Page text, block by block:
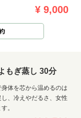
¥ 9,000
もぎ蒸し 30分
体を芯から温めるのは
、冷えやだるさ、女性
。